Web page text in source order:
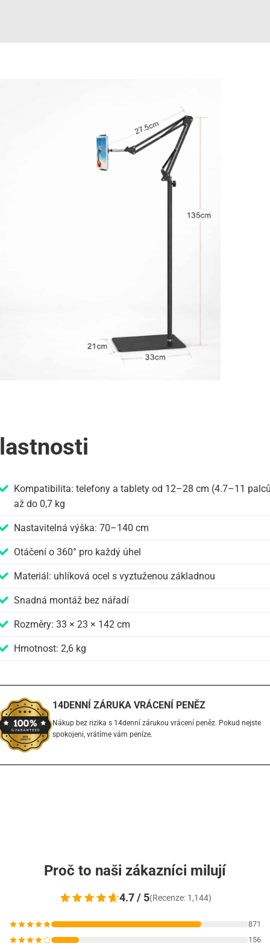
Kompatibilita: telefony a tablety od 12–28 cm (4.7–11
až do 0,7 kg
Nastavitelná výška: 70–140 cm
Otáčení o 360° pro každý úhel
Materiál: uhlíková ocel s vyztuženou základnou
Snadná montáž bez nářadí
Rozměry: 33 × 23 × 142 cm
Hmotnost: 2,6 kg
14DENNÍ ZÁRUKA VRÁCENÍ PENĚZ
Nákup bez rizika s 14denní zárukou vrácení peněz. Pokud nejste
spokojeni, vrátíme vám peníze.
Proč to naši zákazníci milují
4.7 / 5(Recenze: 1,144)
871
156